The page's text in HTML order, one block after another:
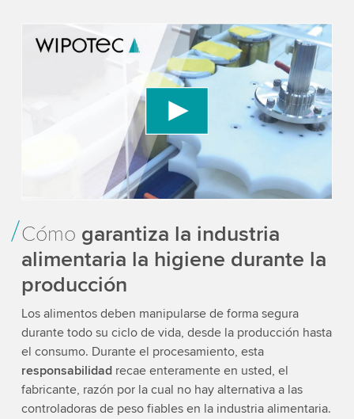
We need your consent to load the YouTube
We use a third party service to embed video
content that may collect data about your activity.
Please review the details and accept the service
to watch this video.
More information
Cómo garantiza la industria
alimentaria la higiene durante la
producción
Los alimentos deben manipularse de forma segura
durante todo su ciclo de vida, desde la producción hasta
el consumo. Durante el procesamiento, esta
responsabilidadrecae enteramente en usted, el
fabricante, razón por la cual no hay alternativa a las
controladoras de peso fiables en la industria alimentaria.